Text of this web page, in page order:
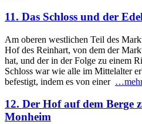
11. Das Schloss und der
Am oberen westlichen Teil des
Hof des Reinhart, von dem der
hat, und der in der Folge zu einem
Schloss war wie alle im Mittelalter
befestigt, indem es von einer
12. Der Hof auf dem Berge
Monheim